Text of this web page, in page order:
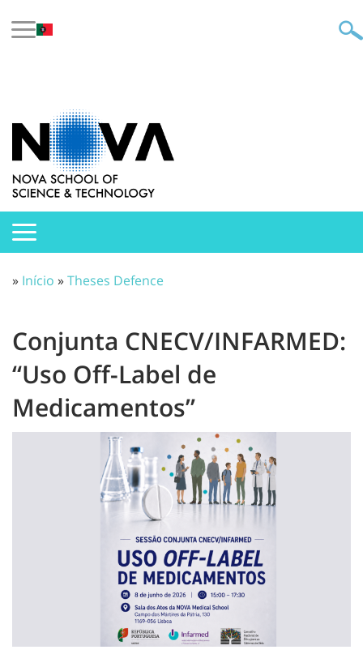
» Início »Theses Defence
Conjunta CNECV/INFARMED:
“Uso Off-Label de
Medicamentos”